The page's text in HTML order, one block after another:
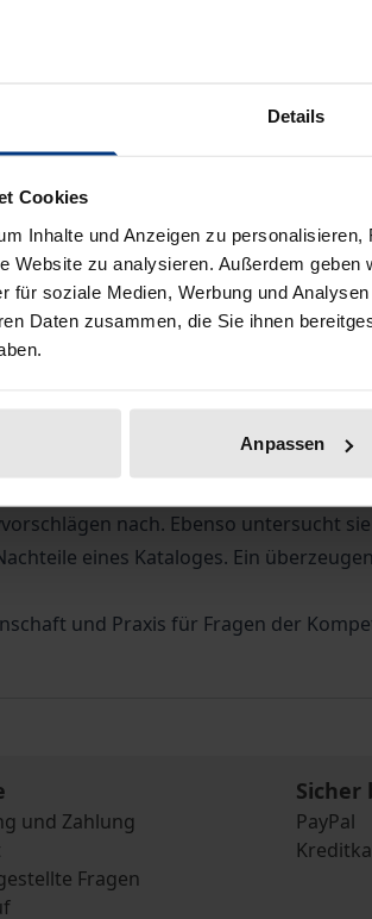
Details
Cookies
Inhalte und Anzeigen zu
Website zu analysieren. Außerdem
für soziale Medien, Werbung und
Daten zusammen, die Sie ihnen
Anpassen
In den Warenkorb
Hinweise zu Versandkosten
Bibliografische
vermehrt die Aufstellung eines
und Mitgliedstaaten in der
der Verträge
nach. Ebenso untersucht
eines Kataloges. Ein
und Praxis für Fragen der
und Zahlung
Fragen
Sicher
PayPal